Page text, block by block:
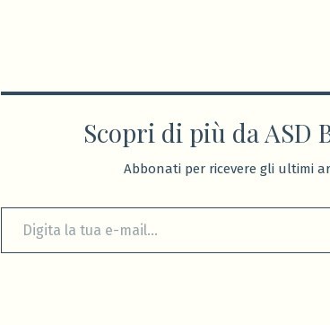
Scopri di più da ASD
Abbonati per ricevere gli ultimi
Digita la tua e-mail...